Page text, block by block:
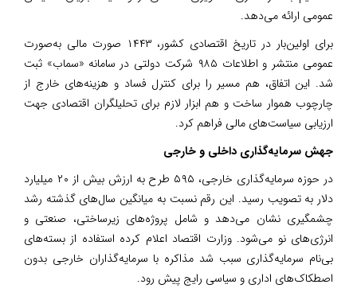
عمومی ارائه می‌دهد.
برای اولین‌بار در تاریخ اقتصادی کشور، ۱۴۴۳ صورت مالی به‌صورت
عمومی منتشر و اطلاعات ۹۸۵ شرکت دولتی در سامانه «سماب» ثبت
شد. این اتفاق، هم مسیر را برای کنترل فساد و هزینه‌های خارج از
چارچوب هموار ساخت و هم ابزار لازم برای تحلیلگران اقتصادی جهت
ارزیابی سیاست‌های مالی فراهم کرد.‌
جهش سرمایه‌گذاری داخلی و خارجی
در حوزه سرمایه‌گذاری خارجی، ۵۹۵ طرح به ارزش بیش از ۲۰ میلیارد
دلار به تصویب رسید. این رقم نسبت به میانگین سال‌های گذشته رشد
چشمگیری نشان می‌دهد و شامل پروژه‌های زیرساختی، صنعتی و
انرژی‌های نو می‌شود. وزارت اقتصاد اعلام کرده استفاده از بسته‌های
بی‌نام سرمایه‌گذاری سبب شد مذاکره با سرمایه‌گذاران خارجی بدون
اصطکاک‌های اداری و سیاسی رایج پیش رود.